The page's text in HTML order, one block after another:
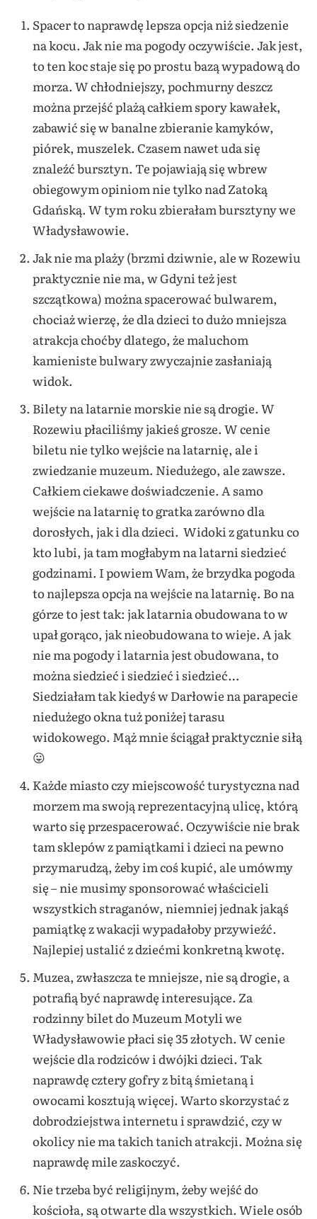
Spacer to naprawdę lepsza opcja niż siedzenie
na kocu. Jak nie ma pogody oczywiście. Jak jest,
to ten koc staje się po prostu bazą wypadową do
morza. W chłodniejszy, pochmurny deszcz
można przejść plażą całkiem spory kawałek,
zabawić się w banalne zbieranie kamyków,
piórek, muszelek. Czasem nawet uda się
znaleźć bursztyn. Te pojawiają się wbrew
obiegowym opiniom nie tylko nad Zatoką
Gdańską. W tym roku zbierałam bursztyny we
Władysławowie.
Jak nie ma plaży (brzmi dziwnie, ale w Rozewiu
praktycznie nie ma, w Gdyni też jest
szczątkowa) można spacerować bulwarem,
chociaż wierzę, że dla dzieci to dużo mniejsza
atrakcja choćby dlatego, że maluchom
kamieniste bulwary zwyczajnie zasłaniają
widok.
Bilety na latarnie morskie nie są drogie. W
Rozewiu płaciliśmy jakieś grosze. W cenie
biletu nie tylko wejście na latarnię, ale i
zwiedzanie muzeum. Niedużego, ale zawsze.
Całkiem ciekawe doświadczenie. A samo
wejście na latarnię to gratka zarówno dla
dorosłych, jak i dla dzieci. Widoki z gatunku co
kto lubi, ja tam mogłabym na latarni siedzieć
godzinami. I powiem Wam, że brzydka pogoda
to najlepsza opcja na wejście na latarnię. Bo na
górze to jest tak: jak latarnia obudowana to w
upał gorąco, jak nieobudowana to wieje. A jak
nie ma pogody i latarnia jest obudowana, to
można siedzieć i siedzieć i siedzieć…
Siedziałam tak kiedyś w Darłowie na parapecie
niedużego okna tuż poniżej tarasu
widokowego. Mąż mnie ściągał praktycznie siłą
😛
Każde miasto czy miejscowość turystyczna nad
morzem ma swoją reprezentacyjną ulicę, którą
warto się przespacerować. Oczywiście nie brak
tam sklepów z pamiątkami i dzieci na pewno
przymarudzą, żeby im coś kupić, ale umówmy
się – nie musimy sponsorować właścicieli
wszystkich straganów, niemniej jednak jakąś
pamiątkę z wakacji wypadałoby przywieźć.
Najlepiej ustalić z dziećmi konkretną kwotę.
Muzea, zwłaszcza te mniejsze, nie są drogie, a
potrafią być naprawdę interesujące. Za
rodzinny bilet do Muzeum Motyli we
Władysławowie płaci się 35 złotych. W cenie
wejście dla rodziców i dwójki dzieci. Tak
naprawdę cztery gofry z bitą śmietaną i
owocami kosztują więcej. Warto skorzystać z
dobrodziejstwa internetu i sprawdzić, czy w
okolicy nie ma takich tanich atrakcji. Można się
naprawdę mile zaskoczyć.
Nie trzeba być religijnym, żeby wejść do
kościoła, są otwarte dla wszystkich. Wiele osób